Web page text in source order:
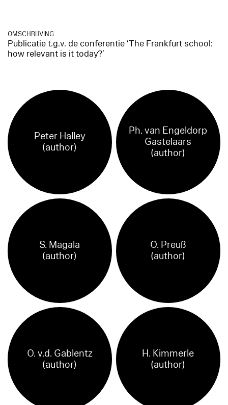
OMSCHRIJVING
Publicatie t.g.v. de conferentie ‘The Frankfurt school:
how relevant is it today?’
Peter Halley
(author)
Ph. van Engeldorp
Gastelaars
(author)
S. Magala
(author)
O. Preuß
(author)
O. v.d. Gablentz
(author)
H. Kimmerle
(author)